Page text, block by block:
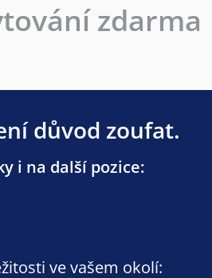
zdarma
důvod zoufat.
i na další pozice:
ve vašem okolí: